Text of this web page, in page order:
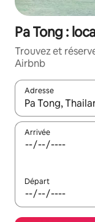
Pa Tong :
Trouvez et
Airbnb
Adresse
Lorsque les
Arrivée
Départ